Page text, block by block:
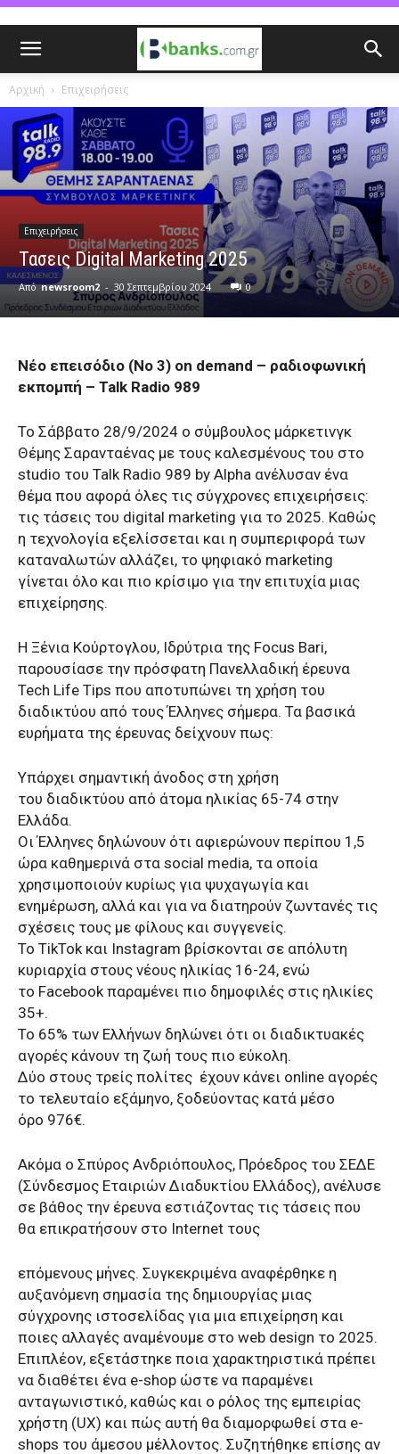
Αρχική Επιχειρήσεις
Επιχειρήσεις
Τασεις Digital Marketing 2025
Από newsroom2 - 30 Σεπτεμβρίου 2024 0
Νέο επεισόδιο (Νο 3) on demand – ραδιοφωνική
εκπομπή – Talk Radio 989
To Σάββατο 28/9/2024 ο σύμβουλος μάρκετινγκ
Θέμης Σαρανταένας με τους καλεσμένους του στο
studio του Talk Radio 989 by Alpha ανέλυσαν ένα
θέμα που αφορά όλες τις σύγχρονες επιχειρήσεις:
τις τάσεις του digital marketing για το 2025. Καθώς
η τεχνολογία εξελίσσεται και η συμπεριφορά των
καταναλωτών αλλάζει, το ψηφιακό marketing
γίνεται όλο και πιο κρίσιμο για την επιτυχία μιας
επιχείρησης.
Η Ξένια Κούρτογλου, Ιδρύτρια της Focus Bari,
παρουσίασε την πρόσφατη Πανελλαδική έρευνα
Tech Life Tips που αποτυπώνει τη χρήση του
διαδικτύου από τους Έλληνες σήμερα. Τα βασικά
ευρήματα της έρευνας δείχνουν πως:
Υπάρχει σημαντική άνοδος στη χρήση
του διαδικτύου από άτομα ηλικίας 65-74 στην
Ελλάδα.
Οι Έλληνες δηλώνουν ότι αφιερώνουν περίπου 1,5
ώρα καθημερινά στα social media, τα οποία
χρησιμοποιούν κυρίως για ψυχαγωγία και
ενημέρωση, αλλά και για να διατηρούν ζωντανές τις
σχέσεις τους με φίλους και συγγενείς.
Το TikTok και Instagram βρίσκονται σε απόλυτη
κυριαρχία στους νέους ηλικίας 16-24, ενώ
το Facebook παραμένει πιο δημοφιλές στις ηλικίες
35+.
Το 65% των Ελλήνων δηλώνει ότι οι διαδικτυακές
αγορές κάνουν τη ζωή τους πιο εύκολη.
Δύο στους τρείς πολίτες έχουν κάνει online αγορές
το τελευταίο εξάμηνο, ξοδεύοντας κατά μέσο
όρο 976€.
Ακόμα ο Σπύρος Ανδριόπουλος, Πρόεδρος του ΣΕΔΕ
(Σύνδεσμος Εταιριών Διαδυκτίου Ελλάδος), ανέλυσε
σε βάθος την έρευνα εστιάζοντας τις τάσεις που
θα επικρατήσουν στο Internet τους
επόμενους μήνες. Συγκεκριμένα αναφέρθηκε η
αυξανόμενη σημασία της δημιουργίας μιας
σύγχρονης ιστοσελίδας για μια επιχείρηση και
ποιες αλλαγές αναμένουμε στο web design το 2025.
Επιπλέον, εξετάστηκε ποια χαρακτηριστικά πρέπει
να διαθέτει ένα e-shop ώστε να παραμένει
ανταγωνιστικό, καθώς και ο ρόλος της εμπειρίας
χρήστη (UX) και πώς αυτή θα διαμορφωθεί στα e-
shops του άμεσου μέλλοντος. Συζητήθηκε επίσης αν